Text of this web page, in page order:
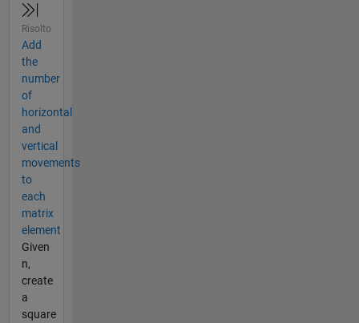
Risolto
Add
the
number
of
horizontal
and
vertical
movements
to
each
matrix
element
Given
n,
create
a
square